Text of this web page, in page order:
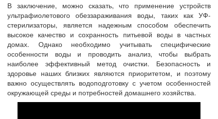
В заключение, можно сказать, что применение устройств
ультрафиолетового обеззараживания воды, таких как УФ-
стерилизаторы, является надежным способом обеспечить
высокое качество и сохранность питьевой воды в частных
домах. Однако необходимо учитывать специфические
особенности воды и проводить анализ, чтобы выбрать
наиболее эффективный метод очистки. Безопасность и
здоровье наших близких являются приоритетом, и поэтому
важно осуществлять водоподготовку с учетом особенностей
окружающей среды и потребностей домашнего хозяйства.